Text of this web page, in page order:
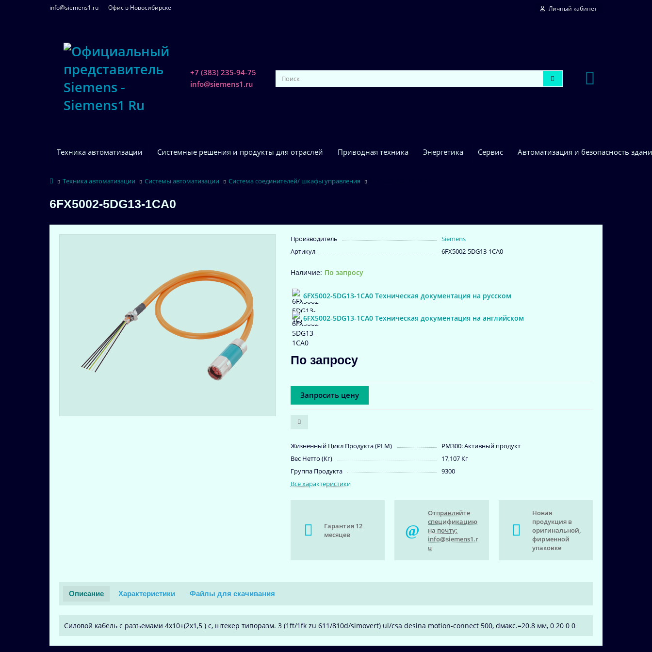
info@siemens1.ru Офис в Новосибирске Личный кабинет
+7 (383) 235-94-75
info@siemens1.ru
Техника автоматизации Системные решения и продукты для отраслей Приводная техника Энергетика Сервис Автоматизация и безопасность
Техника автоматизации Системы автоматизации Система соединителей/ шкафы управления
6FX5002-5DG13-1CA0
Производитель
Siemens
Артикул
6FX5002-5DG13-1CA0
По запросу
6FX5002-5DG13-1CA0 Техническая документация на русском
6FX5002-5DG13-1CA0 Техническая документация на английском
По запросу
Запросить цену
Жизненный Цикл Продукта (PLM)
PM300: Активный продукт
Вес Нетто (Кг)
17,107 Кг
Группа Продукта
9300
Все характеристики
Гарантия 12
месяцев
Отправляйте
спецификацию
на почту:
info@siemens1.r
u
Новая
продукция в
оригинальной,
фирменной
упаковке
Описание Характеристики Файлы для скачивания
Силовой кабель с разъемами 4x10+(2x1,5 ) c, штекер типоразм. 3 (1ft/1fk zu 611/810d/simovert) ul/csa desina motion-connect 500, dмакс.=20.8 мм, 0 20 0 0